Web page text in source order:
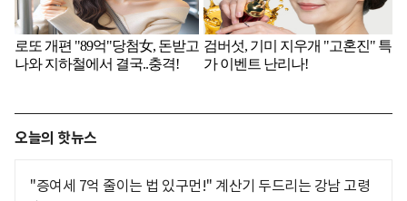
오늘의 핫뉴스
"증여세 7억 줄이는 법 있구먼!" 계산기 두드리는 강남 고령